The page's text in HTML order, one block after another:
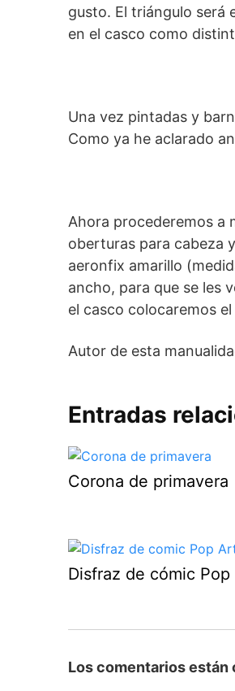
gusto. El triángulo será
en el casco como
Una vez pintadas y
Como ya he aclarado
Ahora procederemos a
oberturas para cabeza
aeronfix amarillo
ancho, para que se les
el casco colocaremos
Autor de esta
Entradas
Corona de primavera
Disfraz de cómic
Los comentarios están